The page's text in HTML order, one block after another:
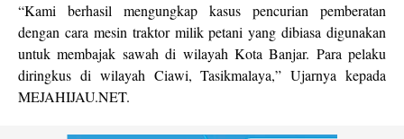
“Kami berhasil mengungkap kasus pencurian pemberatan
dengan cara mesin traktor milik petani yang dibiasa digunakan
untuk membajak sawah di wilayah Kota Banjar. Para pelaku
diringkus di wilayah Ciawi, Tasikmalaya,” Ujarnya kepada
MEJAHIJAU.NET.